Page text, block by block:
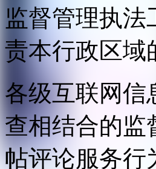
监督管理执
责本行政区域
各级互联网信
查相结合的监
帖评论服务行